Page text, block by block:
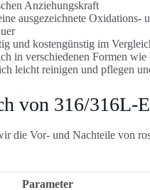
Anziehungskraft
ausgezeichnete Oxidations-
und kostengünstig im
in verschiedenen Formen
leicht reinigen und pflegen
von 316/316L-
die Vor- und Nachteile von
Parameter